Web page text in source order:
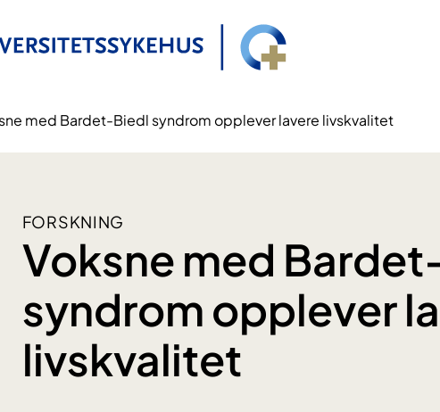
med Bardet-Biedl syndrom opplever lavere livskvalitet
FORSKNING
Voksne med
syndrom opplever
livskvalitet